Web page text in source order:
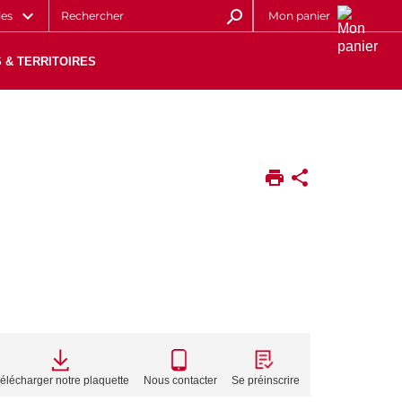
Mon panier
& TERRITOIRES
CALL
TO
notre plaquette Nous contacter Se préinscrire